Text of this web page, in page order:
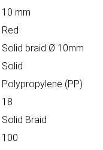
10 mm
Red
Solid braid Ø 10mm
Solid
Polypropylene (PP)
18
Solid Braid
100